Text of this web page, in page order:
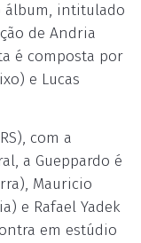
álbum, intitulado
de Andria
é composta por
e Lucas
com a
a Gueppardo é
Mauricio
e Rafael Yadek
em estúdio